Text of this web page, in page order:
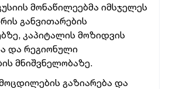
მონაწილეებმა იმსჯელეს
განვითარების
კაპიტალის მოზიდვის
და რეგიონული
მნიშვნელობაზე.
გაზიარება და